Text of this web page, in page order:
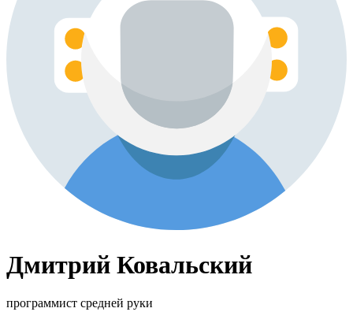
Дмитрий Ковальский
программист средней руки